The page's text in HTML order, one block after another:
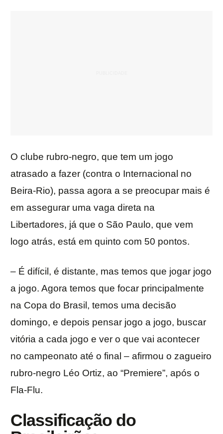
O clube rubro-negro, que tem um jogo
atrasado a fazer (contra o Internacional no
Beira-Rio), passa agora a se preocupar mais é
em assegurar uma vaga direta na
Libertadores, já que o São Paulo, que vem
logo atrás, está em quinto com 50 pontos.
– É difícil, é distante, mas temos que jogar jogo
a jogo. Agora temos que focar principalmente
na Copa do Brasil, temos uma decisão
domingo, e depois pensar jogo a jogo, buscar
vitória a cada jogo e ver o que vai acontecer
no campeonato até o final – afirmou o zagueiro
rubro-negro Léo Ortiz, ao “Premiere”, após o
Fla-Flu.
Classificação do